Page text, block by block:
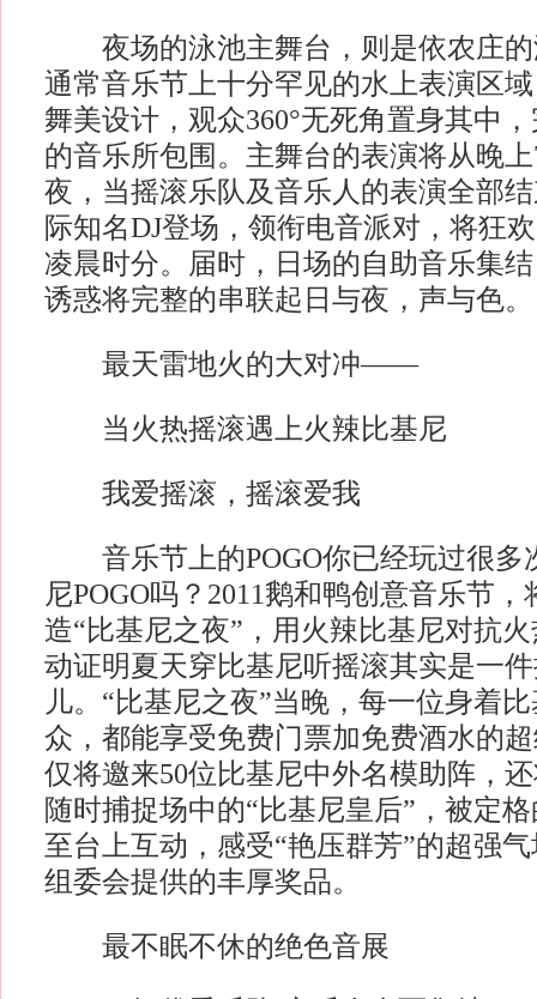
夜场的泳池主舞台，则是依农庄的
通常音乐节上十分罕见的水上表演区
舞美设计，观众360°无死角置身其中
的音乐所包围。主舞台的表演将从晚
夜，当摇滚乐队及音乐人的表演全部
际知名DJ登场，领衔电音派对，将狂
凌晨时分。届时，日场的自助音乐集
诱惑将完整的串联起日与夜，声与色。
最天雷地火的大对冲——
当火热摇滚遇上火辣比基尼
我爱摇滚，摇滚爱我
音乐节上的POGO你已经玩过很多
尼POGO吗？2011鹅和鸭创意音乐节
造“比基尼之夜”，用火辣比基尼对抗
动证明夏天穿比基尼听摇滚其实是一
儿。“比基尼之夜”当晚，每一位身着
众，都能享受免费门票加免费酒水的
仅将邀来50位比基尼中外名模助阵，
随时捕捉场中的“比基尼皇后”，被定
至台上互动，感受“艳压群芳”的超强
组委会提供的丰厚奖品。
最不眠不休的绝色音展